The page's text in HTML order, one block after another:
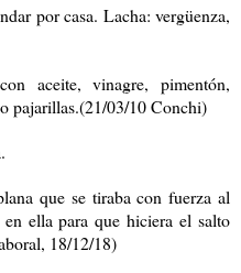
por casa. Lacha: vergüenza,
aceite, vinagre, pimentón,
pajarillas.(21/03/10 Conchi)
que se tiraba con fuerza al
ella para que hiciera el salto
18/12/18)